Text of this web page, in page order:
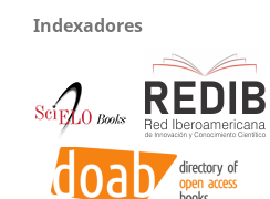
Indexadores